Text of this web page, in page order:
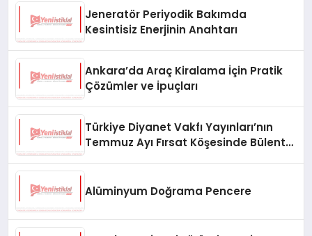
Jeneratör Periyodik Bakımda
Kesintisiz Enerjinin Anahtarı
Ankara’da Araç Kiralama İçin Pratik
Çözümler ve İpuçları
Türkiye Diyanet Vakfı Yayınları’nın
Temmuz Ayı Fırsat Köşesinde Bülent
Alüminyum Doğrama Pencere